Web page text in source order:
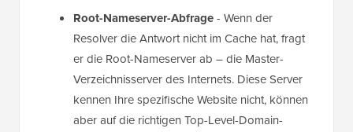
Root-Nameserver-Abfrage- Wenn der
Resolver die Antwort nicht im Cache hat, fragt
er die Root-Nameserver ab – die Master-
Verzeichnisserver des Internets. Diese Server
kennen Ihre spezifische Website nicht, können
aber auf die richtigen Top-Level-Domain-